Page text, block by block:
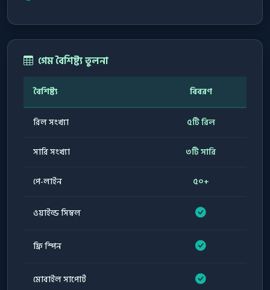
গেম বৈশিষ্ট্য তুলনা
বৈশিষ্ট্য বিবরণ
রিল সংখ্যা ৫টি রিল
সারি সংখ্যা ৩টি সারি
পে-লাইন ৫০+
ওয়াইল্ড সিম্বল
ফ্রি স্পিন
মোবাইল সাপোর্ট